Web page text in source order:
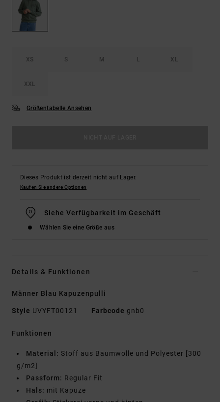
XS S M L XL
XXL
Größentabelle Ansehen
Dieses Produkt ist derzeit nicht auf Lager.
Kaufen Sie andere Optionen
Siehe Verfügbarkeit im Geschäft
Wählen Sie eine Größe aus
Details & Funktionen
Männer Blau Kapuzenpulli
Style UVYFT00121 Farbcode gnb0
Funktionen
Material: Stoff aus Baumwolle und Polyester [300
g/m2]
Passform: Regular Fit
Hals: mit Kapuze